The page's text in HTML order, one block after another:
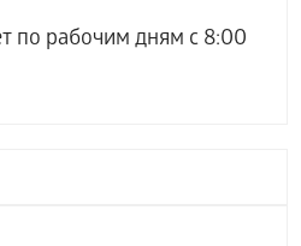
по рабочим дням с 8:00